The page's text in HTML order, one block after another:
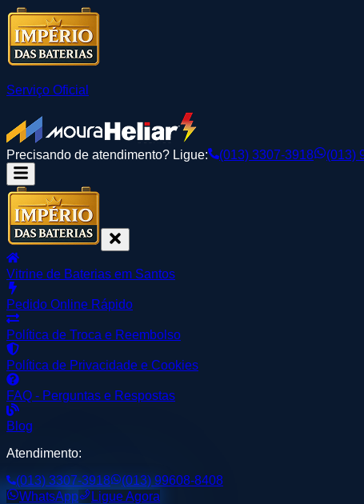
Serviço Oficial
Precisando de atendimento? Ligue: (013) 3307-3918 (013)
Vitrine de Baterias em Santos
Pedido Online Rápido
Política de Troca e Reembolso
Política de Privacidade e Cookies
FAQ - Perguntas e Respostas
Blog
Atendimento:
(013) 3307-3918
(013) 99608-8408
WhatsApp
Ligue Agora